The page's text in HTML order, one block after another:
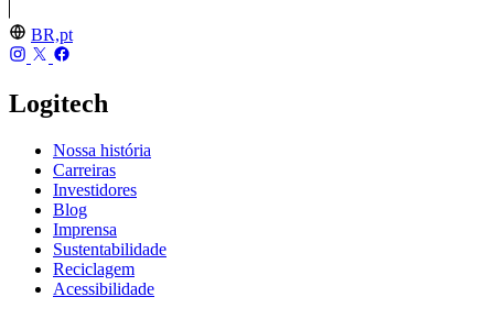
BR,pt
Logitech
Nossa história
Carreiras
Investidores
Blog
Imprensa
Sustentabilidade
Reciclagem
Acessibilidade